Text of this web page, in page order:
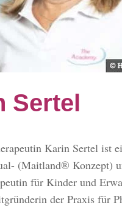
Sertel
Karin Sertel ist
(Maitland® Konzept)
für Kinder und
der Praxis für